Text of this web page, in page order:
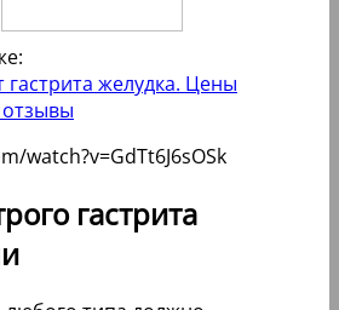
гастрита желудка. Цены
watch?v=GdTt6J6sOSk
гастрита